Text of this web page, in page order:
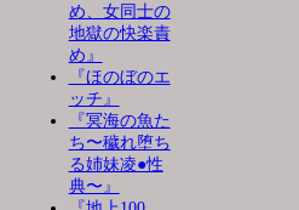
め、女同士の
地獄の快楽責
め』
『ほのぼのエ
ッチ』
『冥海の魚た
ち〜穢れ堕ち
る姉妹凌●性
典〜』